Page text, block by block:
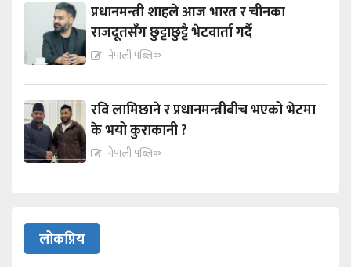
प्रधानमन्त्री शाहले आज भारत र चीनका
राजदूतसँग छुट्टाछुट्टै भेटवार्ता गर्दै
नेपाली पब्लिक
रवि लामिछाने र प्रधानमन्त्रीबीच भएको भेटमा
के भयो कुराकानी ?
नेपाली पब्लिक
लोकप्रिय